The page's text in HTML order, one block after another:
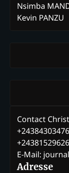
Nsimba
Kevin PANZU
Contact
E-Mail:
Adresse